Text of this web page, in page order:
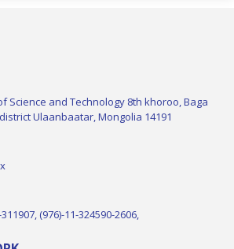
Science and Technology 8th khoroo, Baga
Ulaanbaatar, Mongolia 14191
(976)-11-324590-2606,